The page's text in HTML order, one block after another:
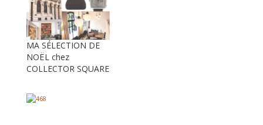
MA SÉLECTION DE
NOËL chez
COLLECTOR SQUARE